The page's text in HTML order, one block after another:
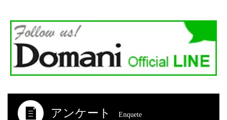
アンケート Enquete